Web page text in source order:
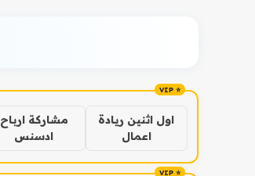
اول اثنين ريادة
اعمال
مشاركة ارباح
ادسنس